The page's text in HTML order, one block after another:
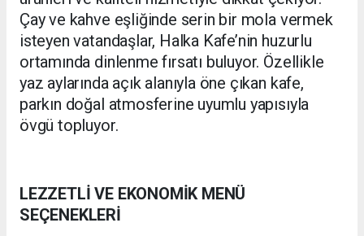
Çay ve kahve eşliğinde serin bir mola vermek
isteyen vatandaşlar, Halka Kafe’nin huzurlu
ortamında dinlenme fırsatı buluyor. Özellikle
yaz aylarında açık alanıyla öne çıkan kafe,
parkın doğal atmosferine uyumlu yapısıyla
övgü topluyor.
LEZZETLİ VE EKONOMİK MENÜ
SEÇENEKLERİ